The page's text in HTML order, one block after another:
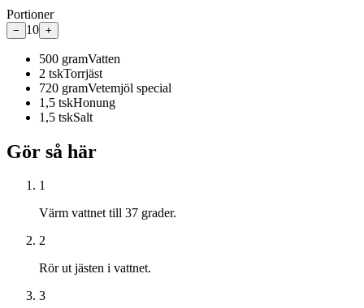
Portioner
− 10 +
500 gramVatten
2 tskTorrjäst
720 gramVetemjöl special
1,5 tskHonung
1,5 tskSalt
Gör så här
1
Värm vattnet till 37 grader.
2
Rör ut jästen i vattnet.
3